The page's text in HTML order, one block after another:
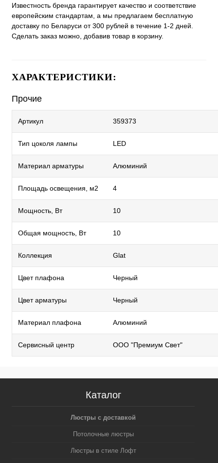
Известность бренда гарантирует качество и соответствие
европейским стандартам, а мы предлагаем бесплатную
доставку по Беларуси от 300 рублей в течение 1-2 дней.
Сделать заказ можно, добавив товар в корзину.
ХАРАКТЕРИСТИКИ:
Прочие
Артикул 359373
Тип цоколя лампы LED
Материал арматуры Алюминий
Площадь освещения, м2 4
Мощность, Вт 10
Общая мощность, Вт 10
Коллекция Glat
Цвет плафона Черный
Цвет арматуры Черный
Материал плафона Алюминий
Сервисный центр ООО "Премиум Свет"
Каталог
Люстры с доставкой
Потолочные люстры
Люстры в стиле Лофт